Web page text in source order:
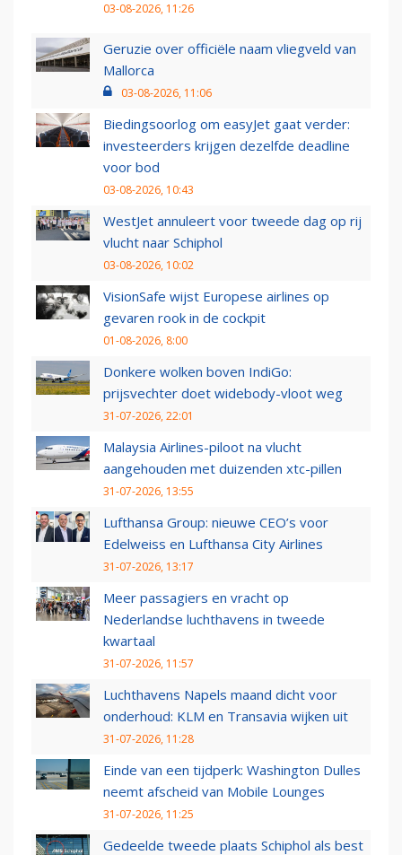
03-08-2026, 11:26
Geruzie over officiële naam vliegveld van
Mallorca
03-08-2026, 11:06
Biedingsoorlog om easyJet gaat verder:
investeerders krijgen dezelfde deadline
voor bod
03-08-2026, 10:43
WestJet annuleert voor tweede dag op rij
vlucht naar Schiphol
03-08-2026, 10:02
VisionSafe wijst Europese airlines op
gevaren rook in de cockpit
01-08-2026, 8:00
Donkere wolken boven IndiGo:
prijsvechter doet widebody-vloot weg
31-07-2026, 22:01
Malaysia Airlines-piloot na vlucht
aangehouden met duizenden xtc-pillen
31-07-2026, 13:55
Lufthansa Group: nieuwe CEO’s voor
Edelweiss en Lufthansa City Airlines
31-07-2026, 13:17
Meer passagiers en vracht op
Nederlandse luchthavens in tweede
kwartaal
31-07-2026, 11:57
Luchthavens Napels maand dicht voor
onderhoud: KLM en Transavia wijken uit
31-07-2026, 11:28
Einde van een tijdperk: Washington Dulles
neemt afscheid van Mobile Lounges
31-07-2026, 11:25
Gedeelde tweede plaats Schiphol als best